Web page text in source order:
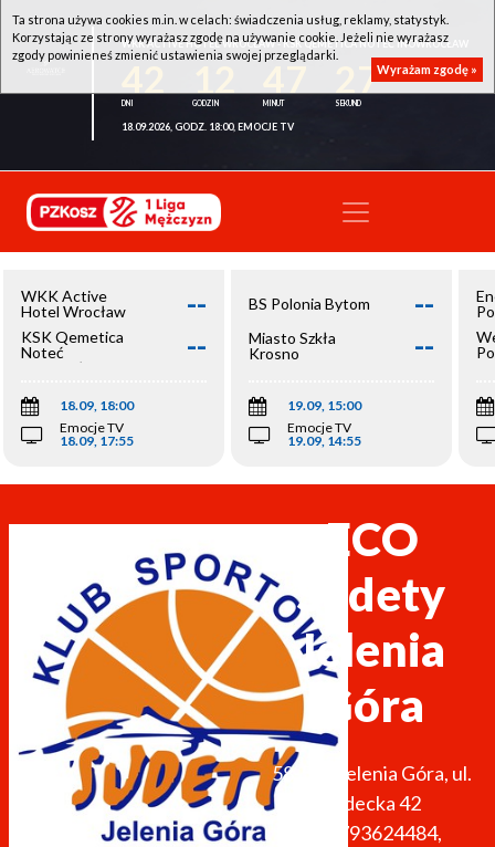
WKK ACTIVE HOTEL WROCŁAW - KSK QEMETICA NOTEĆ INOWROCŁAW
27
18.09.2026, GODZ. 18:00, EMOCJE TV
WKK Active
Hotel Wrocław
--
KSK Qemetica
Noteć
Inowrocław
--
18.09, 18:00
Emocje TV
18.09, 17:55
BS Polonia Bytom --
Miasto Szkła
Krosno
--
19.09, 15:00
Emocje TV
19.09, 14:55
ECO
Sudety
Jelenia
Góra
58-500 Jelenia Góra, ul.
Sudecka 42
+48 793624484,
Ta strona używa cookies m.in. w celach: świadczenia usług, reklamy, statystyk.
Korzystając ze strony wyrażasz zgodę na używanie cookie. Jeżeli nie wyrażasz
zgody powinieneś zmienić ustawienia swojej przeglądarki.
Wyrażam zgodę »